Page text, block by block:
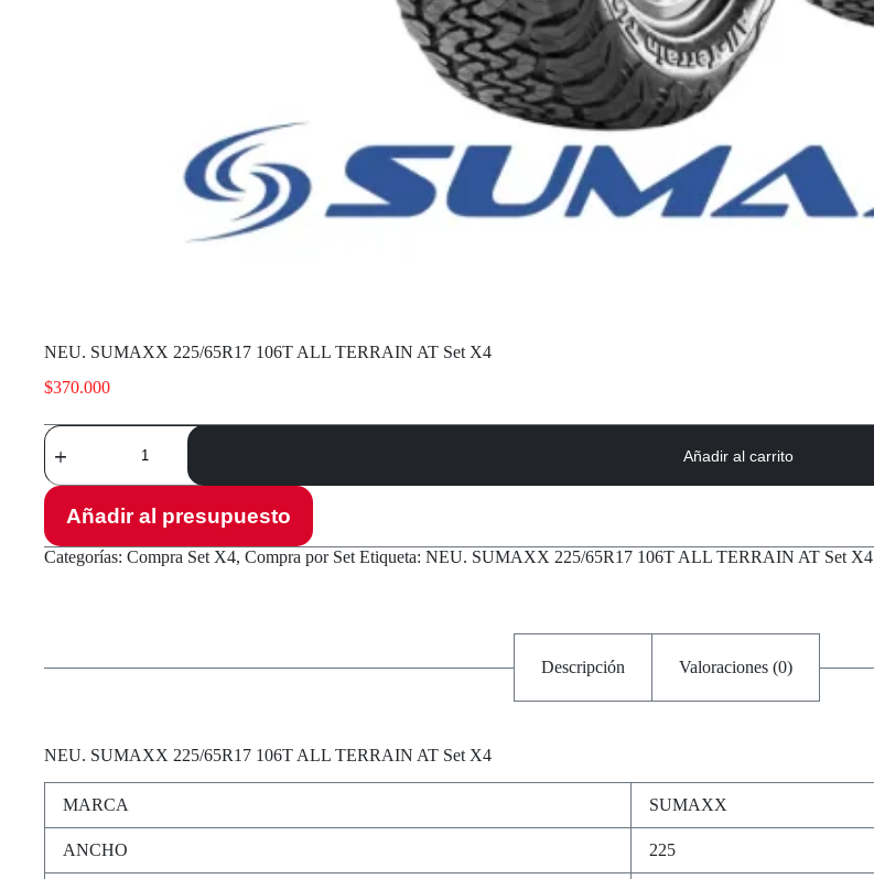
NEU. SUMAXX 225/65R17 106T ALL TERRAIN AT Set X4
$370.000
NEU.
SUMAXX
225/65R17
106T
ALL
TERRAIN
AT
Set
Añadir al carrito
Añadir al presupuesto
Categorías: Compra Set X4, Compra por Set Etiqueta: NEU. SUMAXX 225/65R17 106T ALL TERRAIN AT Set X4
Descripción Valoraciones (0)
NEU. SUMAXX 225/65R17 106T ALL TERRAIN AT Set X4
MARCA SUMAXX
ANCHO 225